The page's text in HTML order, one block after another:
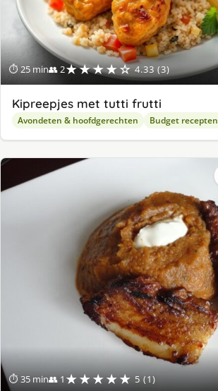
⏱ 25 min👥 2★★★★☆ 4.33 (3)
Kipreepjes met tutti frutti
Avondeten & hoofdgerechten Budget recepten
⏱ 35 min👥 1★★★★★ 5 (1)